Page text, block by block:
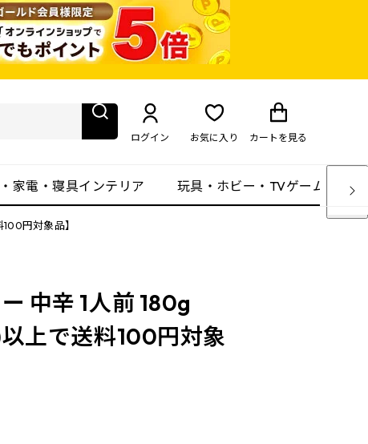
ログイン お気に入り カート を見る
家電・寝具インテリア 玩具・ホビー・TVゲーム
円対象品】
中辛 1人前 180g
上で送料100円対象